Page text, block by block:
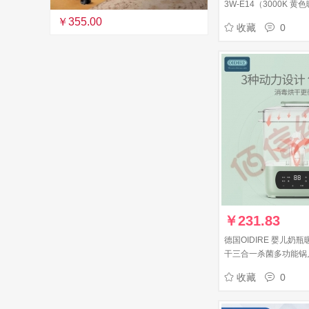
￥355.00
3W-E14（3000K 黄色
收藏 0
￥231.83
德国OIDIRE 婴儿奶瓶
干三合一杀菌多功能
收藏 0